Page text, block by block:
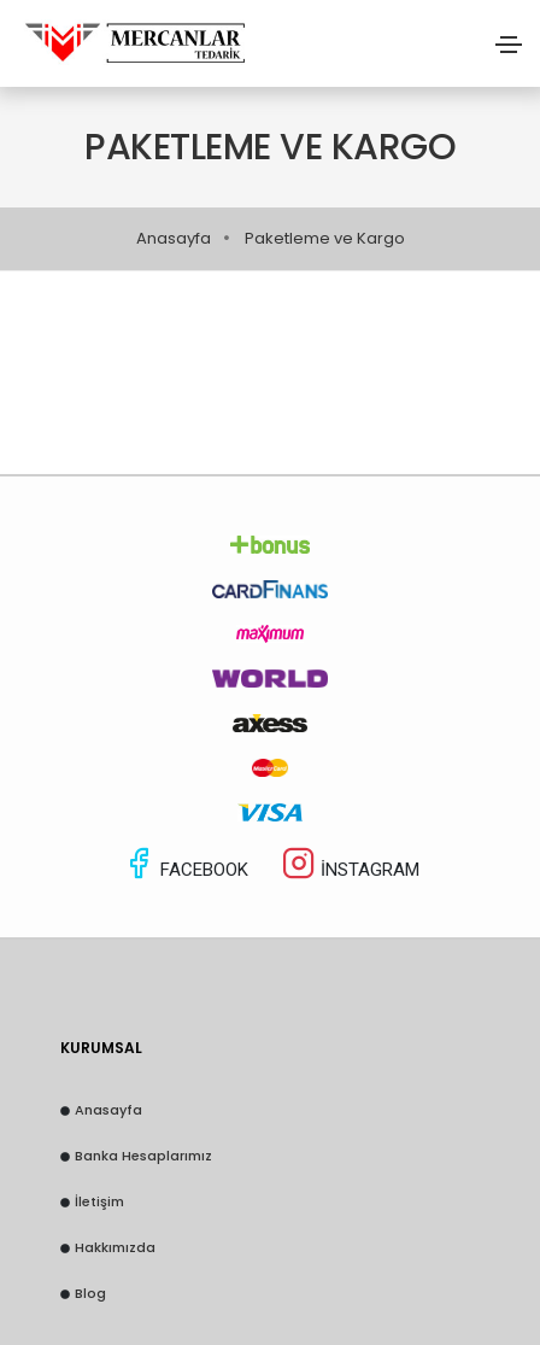
PAKETLEME VE KARGO
Anasayfa Paketleme ve Kargo
FACEBOOK İNSTAGRAM
KURUMSAL
Anasayfa
Banka Hesaplarımız
İletişim
Hakkımızda
Blog